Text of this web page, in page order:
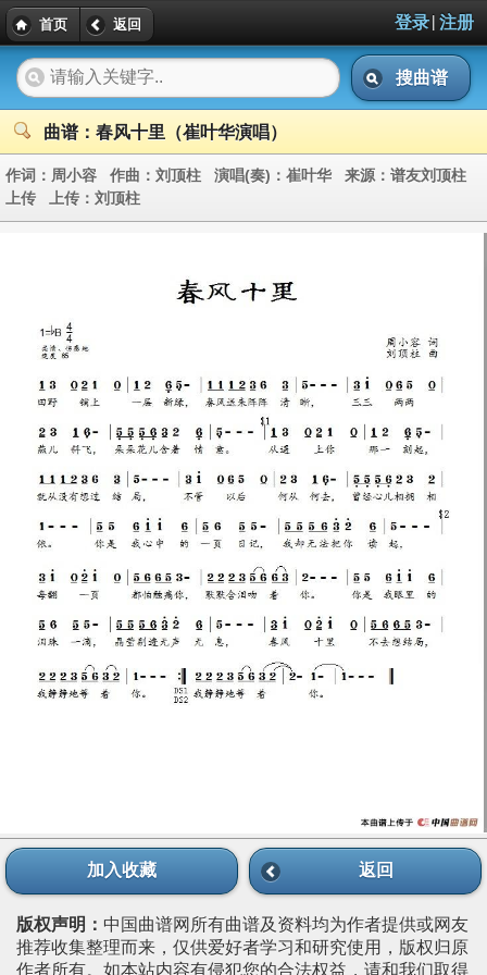
首页 返回 登录| 注册
搜曲谱
曲谱：春风十里（崔叶华演唱）
作词： 周小容 作曲： 刘顶柱 演唱(奏)： 崔叶华 来源： 谱友刘顶柱
上传 上传： 刘顶柱
加入收藏 返回
版权声明： 中国曲谱网所有曲谱及资料均为作者提供或网友
推荐收集整理而来，仅供爱好者学习和研究使用，版权归原
作者所有。如本站内容有侵犯您的合法权益，请和我们取得